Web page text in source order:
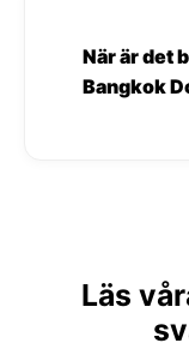
När är det
Bangkok
Läs